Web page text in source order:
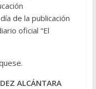
de la publicación
oficial “El
ALCÁNTARA